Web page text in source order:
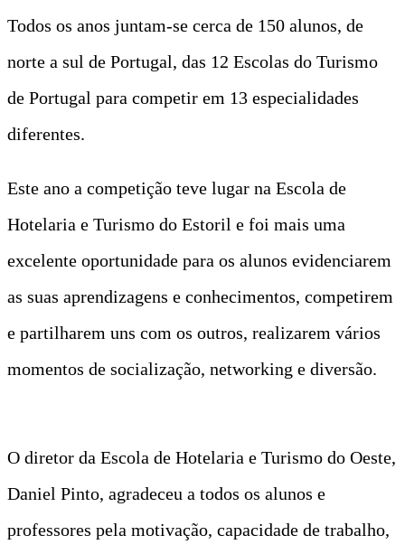
Todos os anos juntam-se cerca de 150 alunos, de
norte a sul de Portugal, das 12 Escolas do Turismo
de Portugal para competir em 13 especialidades
diferentes.
Este ano a competição teve lugar na Escola de
Hotelaria e Turismo do Estoril e foi mais uma
excelente oportunidade para os alunos evidenciarem
as suas aprendizagens e conhecimentos, competirem
e partilharem uns com os outros, realizarem vários
momentos de socialização, networking e diversão.
O diretor da Escola de Hotelaria e Turismo do Oeste,
Daniel Pinto, agradeceu a todos os alunos e
professores pela motivação, capacidade de trabalho,